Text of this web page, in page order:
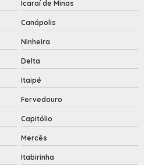
Icaraí de Minas
Canápolis
Ninheira
Delta
Itaipé
Fervedouro
Capitólio
Mercês
Itabirinha